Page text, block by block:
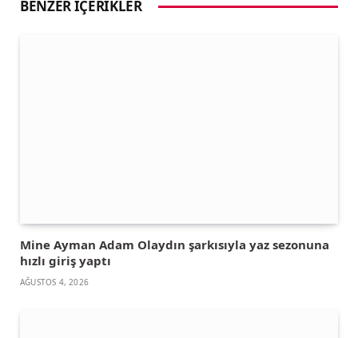
BENZER İÇERIKLER
Mine Ayman Adam Olaydın şarkısıyla yaz sezonuna
hızlı giriş yaptı
AĞUSTOS 4, 2026